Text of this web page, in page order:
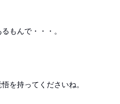
もんで・・・。
を持ってくださいね。